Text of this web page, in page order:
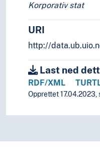
Korporativ stat
URI
http://
Last ned
RDF/XML
Opprettet